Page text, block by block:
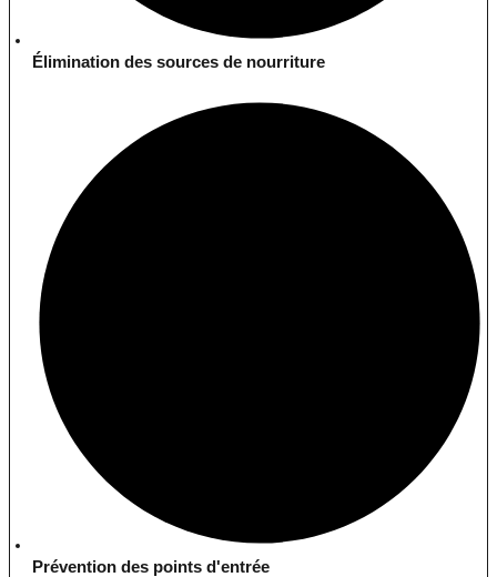
Élimination des sources de nourriture
Prévention des points d'entrée